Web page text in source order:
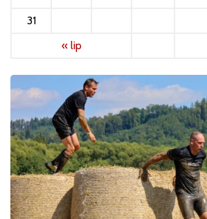
31
« lip